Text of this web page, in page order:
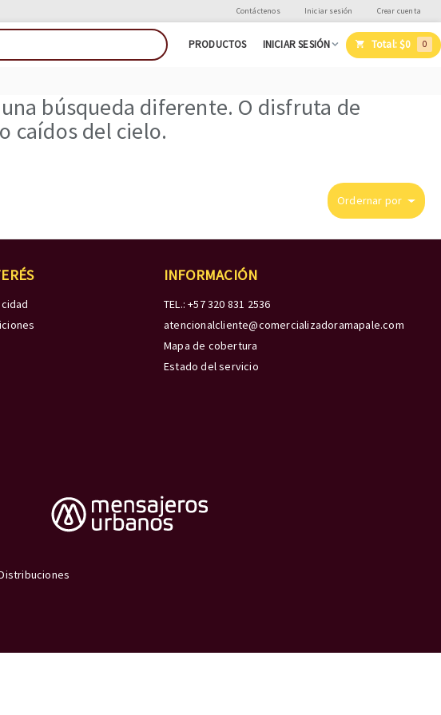
Contáctenos Iniciar sesión Crear cuenta
PRODUCTOS INICIAR SESIÓN Total:$0 0
búsqueda diferente. O disfruta de
caídos del cielo.
Ordernar por
INFORMACIÓN
TEL.: +57 320 831 2536
atencionalcliente@comercializadoramapale.com
Mapa de cobertura
Estado del servicio